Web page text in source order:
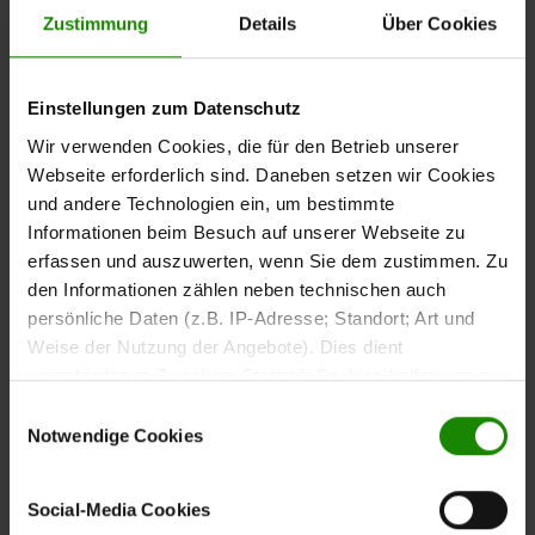
Zustimmung Details Über Cookies
Einstellungen zum Datenschutz
Wir verwenden Cookies, die für den Betrieb unserer
Webseite erforderlich sind. Daneben setzen wir Cookies
und andere Technologien ein, um bestimmte
Informationen beim Besuch auf unserer Webseite zu
erfassen und auszuwerten, wenn Sie dem zustimmen. Zu
den Informationen zählen neben technischen auch
persönliche Daten (z.B. IP-Adresse; Standort; Art und
Weise der Nutzung der Angebote). Dies dient
verschiedenen Zwecken: Statistik Cookies helfen uns zu
nutzen, indem sie Informationen sammeln und sie
anonymisiert für statistische Zwecke auszuwerten.
Marketing Cookies helfen uns, Ihnen personalisierte
Werbung anzuzeigen. Social-Media-Cookies ermöglichen
Notwendige Cookies
Social-Media Cookies
Dasrechte Element
verfügt über eine Glas-/Holztür, eine
Seitenverglasung, drei Glasböden und einen Holzboden.
für dekorative Gegenstände und sorgt gleichzeitig für
eine offene und leichte Optik.
Lowboards und
Eckelement für den
Medienbereich
mit ca. 120 x 55 x 45 cm (B/LxHxT) verfügt
über zwei innen geteilte Schubladen und bietet Platz für
Zubehör.